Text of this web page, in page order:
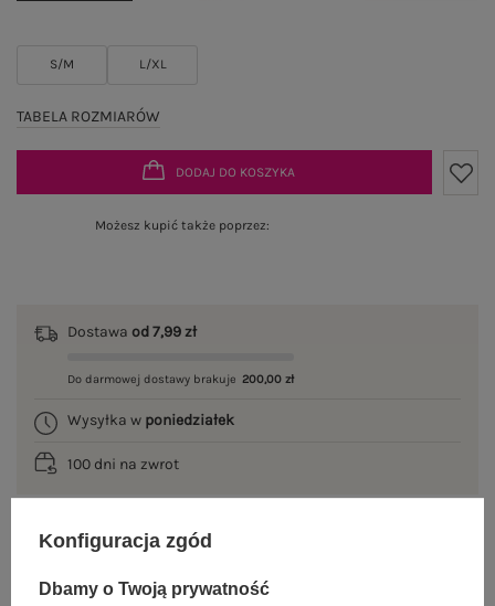
S/M L/XL
TABELA ROZMIARÓW
DODAJ DO KOSZYKA
Możesz kupić także poprzez:
Dostawa od 7,99 zł
Do darmowej dostawy brakuje 200,00 zł
Wysyłka w poniedziałek
100 dni na zwrot
Konfiguracja zgód
Dbamy o Twoją prywatność